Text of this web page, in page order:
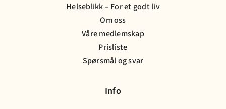
Helseblikk – For et godt liv
Om oss
Våre medlemskap
Prisliste
Spørsmål og svar
Info